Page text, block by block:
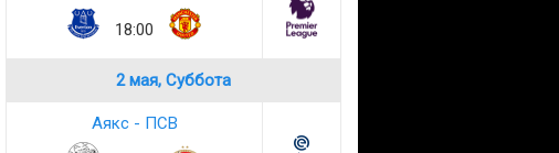
18:00
2 мая, Суббота
Аякс - ПСВ